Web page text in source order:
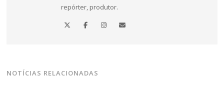
repórter, produtor.
NOTÍCIAS RELACIONADAS